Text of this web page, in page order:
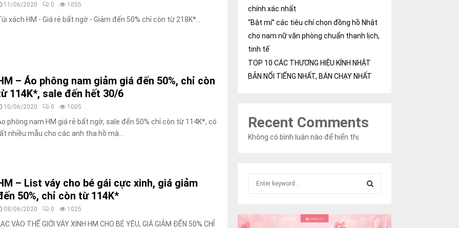
11/06/2020 0 1055
xách HM - Giá rẻ bất ngờ - Giảm đến 50% chỉ còn từ 218K*...
– Áo phông nam giảm giá đến 50%, chỉ còn
114K*, sale đến hết 30/6
10/06/2020 0 1005
phông nam HM giá rẻ bất ngờ, sale đến 50% chỉ còn từ 114K*, có
nhiều mẫu cho các anh tha hồ mà...
– List váy cho bé gái cực xinh, giá giảm
50%, chỉ còn từ 114K*
08/06/2020 0 1025
VÀO THẾ GIỚI VÁY XINH HM CHO BÉ YÊU, GIÁ GIẢM ĐẾN 50% CHỈ
chính xác nhất
“Bật mí” các tiêu chí chọn đồng hồ Nhật
cho nam nữ văn phòng chuẩn thanh lịch,
tinh tế
TOP 10 CÁC THƯƠNG HIỆU KÍNH NHẬT
BẢN NỔI TIẾNG NHẤT, BÁN CHẠY NHẤT
Recent Comments
Không có bình luận nào để hiển thị.
c